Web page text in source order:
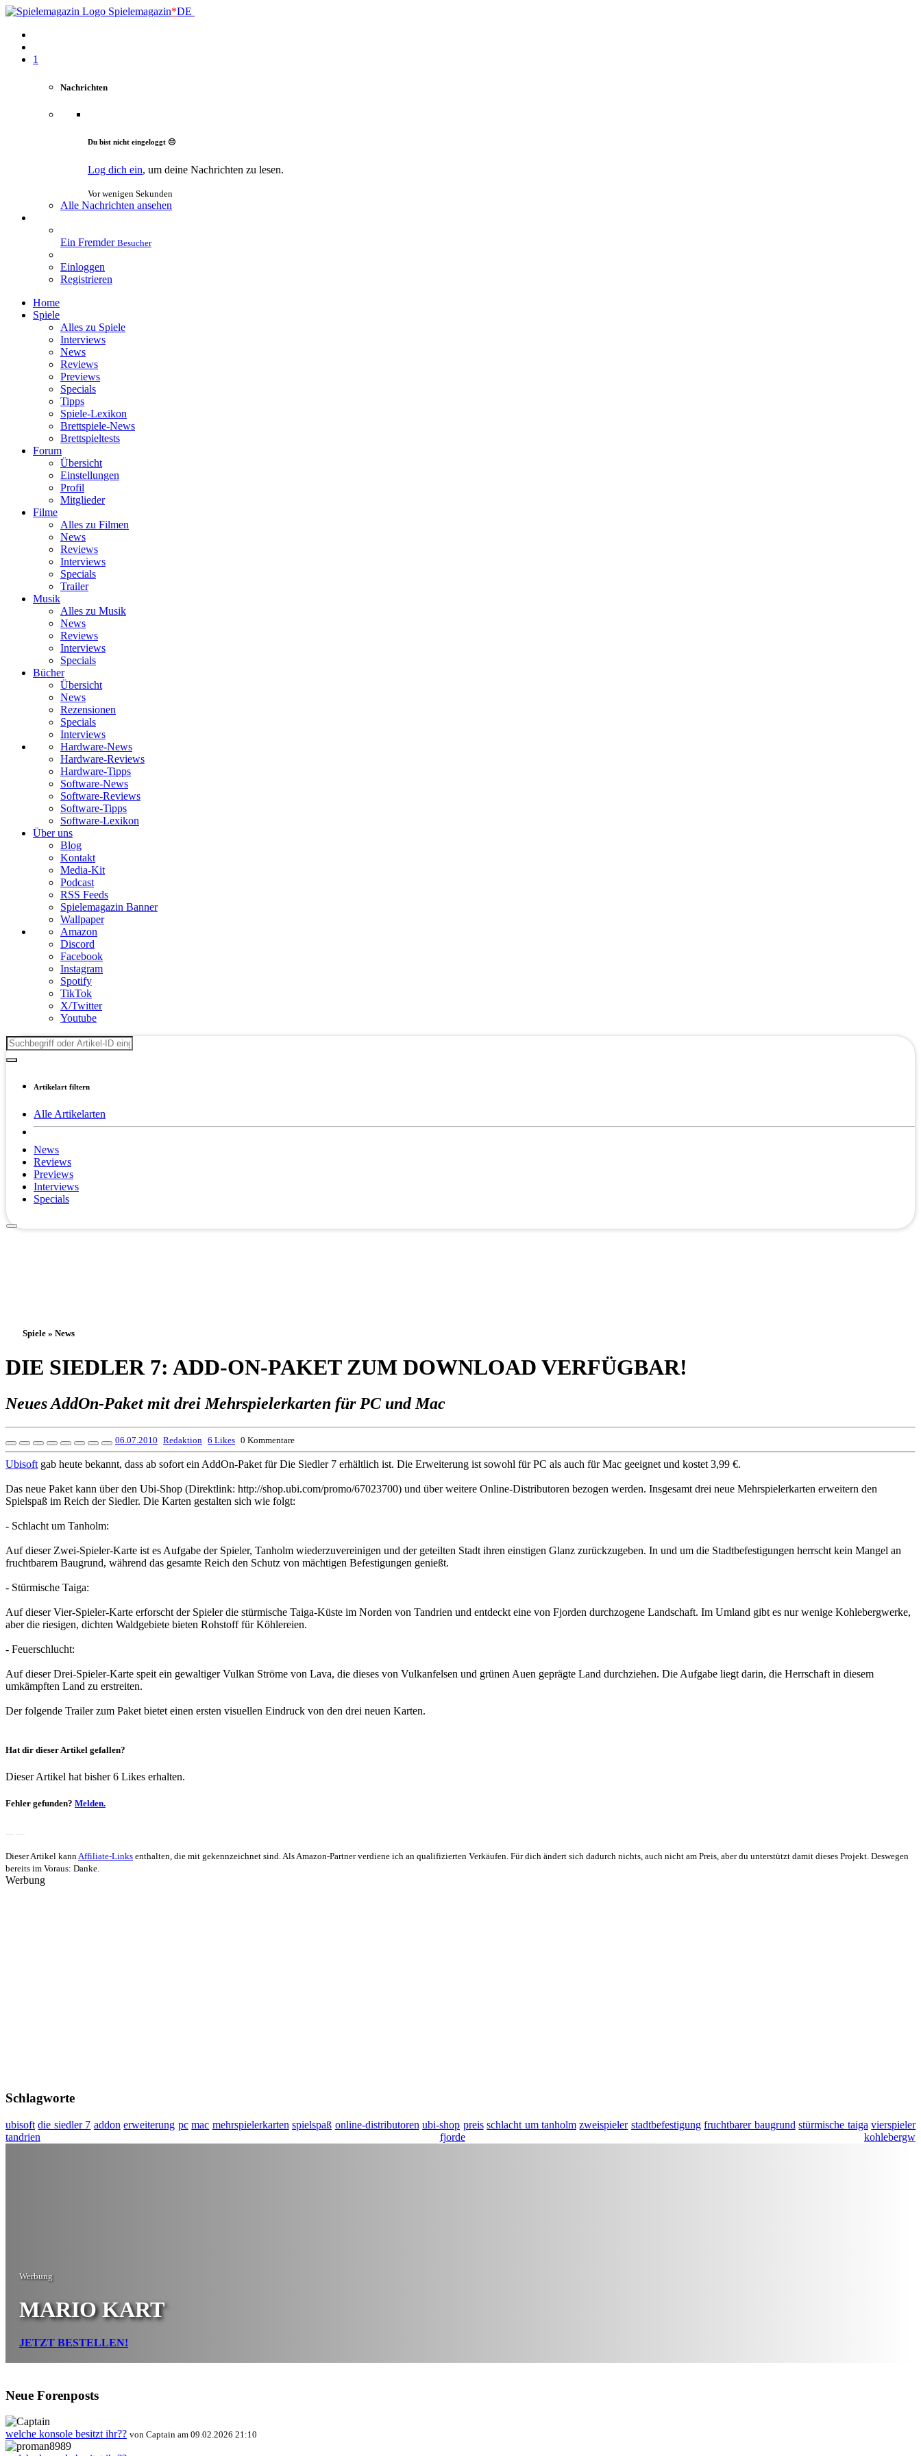
Spielemagazin*DE
1
Nachrichten
Du bist nicht eingeloggt 😔
Log dich ein, um deine Nachrichten zu lesen.
Vor wenigen Sekunden
Alle Nachrichten ansehen
Ein Fremder Besucher
Einloggen
Registrieren
Home
Spiele
Alles zu Spiele
Interviews
News
Reviews
Previews
Specials
Tipps
Spiele-Lexikon
Brettspiele-News
Brettspieltests
Forum
Übersicht
Einstellungen
Profil
Mitglieder
Filme
Alles zu Filmen
News
Reviews
Interviews
Specials
Trailer
Musik
Alles zu Musik
News
Reviews
Interviews
Specials
Bücher
Übersicht
News
Rezensionen
Specials
Interviews
Hardware-News
Hardware-Reviews
Hardware-Tipps
Software-News
Software-Reviews
Software-Tipps
Software-Lexikon
Über uns
Blog
Kontakt
Media-Kit
Podcast
RSS Feeds
Spielemagazin Banner
Wallpaper
Amazon
Discord
Facebook
Instagram
Spotify
TikTok
X/Twitter
Youtube
Artikelart filtern
Alle Artikelarten
News
Reviews
Previews
Interviews
Specials
Spiele » News
DIE SIEDLER 7: ADD-ON-PAKET ZUM DOWNLOAD VERFÜGBAR!
Neues AddOn-Paket mit drei Mehrspielerkarten für PC und Mac
06.07.2010 Redaktion 6 Likes 0 Kommentare
Ubisoft gab heute bekannt, dass ab sofort ein AddOn-Paket für Die Siedler 7 erhältlich ist. Die Erweiterung ist sowohl für PC als auch für Mac geeignet und kostet 3,99 €.
Das neue Paket kann über den Ubi-Shop (Direktlink: http://shop.ubi.com/promo/67023700) und über weitere Online-Distributoren bezogen werden. Insgesamt drei neue Mehrspielerkarten erweitern den
Spielspaß im Reich der Siedler. Die Karten gestalten sich wie folgt:
- Schlacht um Tanholm:
Auf dieser Zwei-Spieler-Karte ist es Aufgabe der Spieler, Tanholm wiederzuvereinigen und der geteilten Stadt ihren einstigen Glanz zurückzugeben. In und um die Stadtbefestigungen herrscht kein Mangel an
fruchtbarem Baugrund, während das gesamte Reich den Schutz von mächtigen Befestigungen genießt.
- Stürmische Taiga:
Auf dieser Vier-Spieler-Karte erforscht der Spieler die stürmische Taiga-Küste im Norden von Tandrien und entdeckt eine von Fjorden durchzogene Landschaft. Im Umland gibt es nur wenige Kohlebergwerke,
aber die riesigen, dichten Waldgebiete bieten Rohstoff für Köhlereien.
- Feuerschlucht:
Auf dieser Drei-Spieler-Karte speit ein gewaltiger Vulkan Ströme von Lava, die dieses von Vulkanfelsen und grünen Auen geprägte Land durchziehen. Die Aufgabe liegt darin, die Herrschaft in diesem
umkämpften Land zu erstreiten.
Der folgende Trailer zum Paket bietet einen ersten visuellen Eindruck von den drei neuen Karten.
Hat dir dieser Artikel gefallen?
Dieser Artikel hat bisher 6 Likes erhalten.
Fehler gefunden? Melden.
Dieser Artikel kann Affiliate-Links enthalten, die mit gekennzeichnet sind. Als Amazon-Partner verdiene ich an qualifizierten Verkäufen. Für dich ändert sich dadurch nichts, auch nicht am Preis, aber du unterstützt damit dieses Projekt. Deswegen
bereits im Voraus: Danke.
Werbung
Schlagworte
ubisoft die siedler 7 addon erweiterung pc mac mehrspielerkarten spielspaß online-distributoren ubi-shop preis schlacht um tanholm zweispieler stadtbefestigung fruchtbarer baugrund stürmische taiga vierspieler
tandrien
fjorde kohlebergw
Werbung
MARIO KART
JETZT BESTELLEN!
Neue Forenposts
welche konsole besitzt ihr?? von Captain am 09.02.2026 21:10